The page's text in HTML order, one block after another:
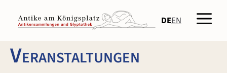
Inhalt
springen
DEEN
Veranstaltungen